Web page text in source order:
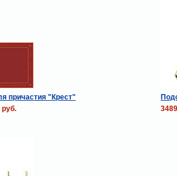
причастия "Крест"
руб.